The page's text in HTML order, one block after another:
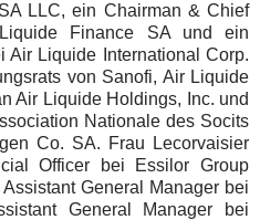
LLC, ein Chairman & Chief
Finance SA und ein
Air Liquide International Corp.
von Sanofi, Air Liquide
Air Liquide Holdings, Inc. und
Nationale des Socits
Co. SA. Frau Lecorvaisier
Officer bei Essilor Group
General Manager bei
General Manager bei